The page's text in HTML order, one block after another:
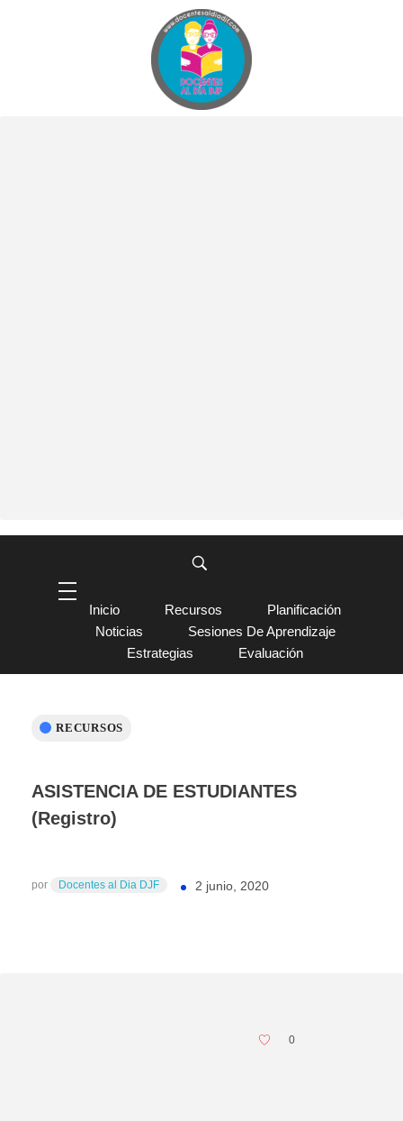
Inicio Recursos
Planificación
Noticias
Sesiones De Aprendizaje
Estrategias
Evaluación
ASISTENCIA DE ESTUDIANTES
(Registro)
2 junio, 2020
por Docentes al Dia DJF
RECURSOS
0